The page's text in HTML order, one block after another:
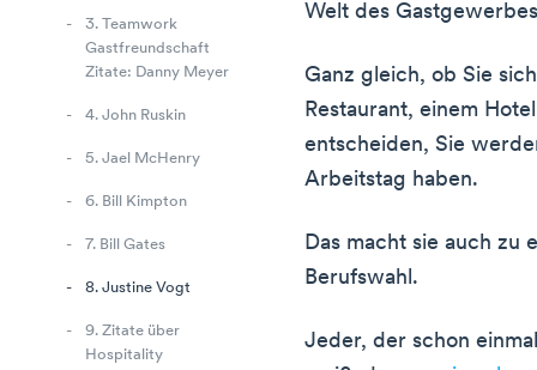
3. Teamwork
Gastfreundschaft
Zitate: Danny Meyer
4. John Ruskin
5. Jael McHenry
6. Bill Kimpton
7. Bill Gates
8. Justine Vogt
9. Zitate über
Hospitality
Welt des
Ganz gleich, ob Sie
Restaurant, einem
entscheiden, Sie
Arbeitstag haben.
Das macht sie auch zu
Berufswahl.
Jeder, der schon